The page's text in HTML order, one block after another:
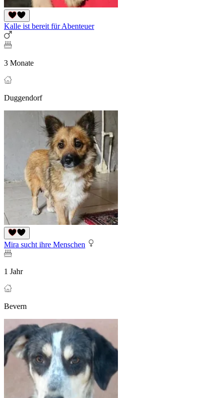
Kalle ist bereit für Abenteuer
3 Monate
Duggendorf
Mira sucht ihre Menschen
1 Jahr
Bevern